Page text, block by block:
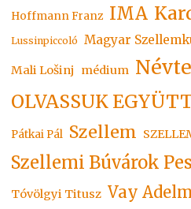
Hoffmann Franz IMA
Lussinpiccoló Magyar
Mali Lošinj médium
OLVASSUK
Pátkai Pál Szellem
Szellemi Búvárok
Tóvölgyi Titusz Vay